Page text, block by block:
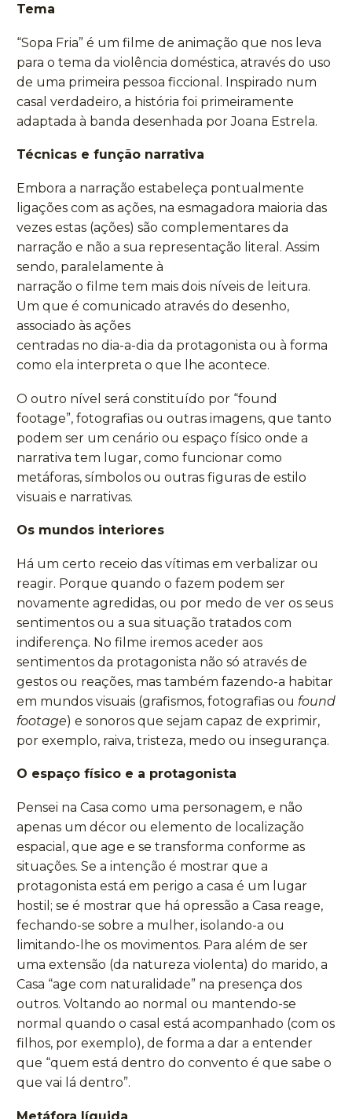
Tema
“Sopa Fria” é um filme de animação que nos leva
para o tema da violência doméstica, através do uso
de uma primeira pessoa ficcional. Inspirado num
casal verdadeiro, a história foi primeiramente
adaptada à banda desenhada por Joana Estrela.
Técnicas e função narrativa
Embora a narração estabeleça pontualmente
ligações com as ações, na esmagadora maioria das
vezes estas (ações) são complementares da
narração e não a sua representação literal. Assim
sendo, paralelamente à
narração o filme tem mais dois níveis de leitura.
Um que é comunicado através do desenho,
associado às ações
centradas no dia-a-dia da protagonista ou à forma
como ela interpreta o que lhe acontece.
O outro nível será constituído por “found
footage”, fotografias ou outras imagens, que tanto
podem ser um cenário ou espaço físico onde a
narrativa tem lugar, como funcionar como
metáforas, símbolos ou outras figuras de estilo
visuais e narrativas.
Os mundos interiores
Há um certo receio das vítimas em verbalizar ou
reagir. Porque quando o fazem podem ser
novamente agredidas, ou por medo de ver os seus
sentimentos ou a sua situação tratados com
indiferença. No filme iremos aceder aos
sentimentos da protagonista não só através de
gestos ou reações, mas também fazendo-a habitar
em mundos visuais (grafismos, fotografias ou found
footage) e sonoros que sejam capaz de exprimir,
por exemplo, raiva, tristeza, medo ou insegurança.
O espaço físico e a protagonista
Pensei na Casa como uma personagem, e não
apenas um décor ou elemento de localização
espacial, que age e se transforma conforme as
situações. Se a intenção é mostrar que a
protagonista está em perigo a casa é um lugar
hostil; se é mostrar que há opressão a Casa reage,
fechando-se sobre a mulher, isolando-a ou
limitando-lhe os movimentos. Para além de ser
uma extensão (da natureza violenta) do marido, a
Casa “age com naturalidade” na presença dos
outros. Voltando ao normal ou mantendo-se
normal quando o casal está acompanhado (com os
filhos, por exemplo), de forma a dar a entender
que “quem está dentro do convento é que sabe o
que vai lá dentro”.
Metáfora líquida